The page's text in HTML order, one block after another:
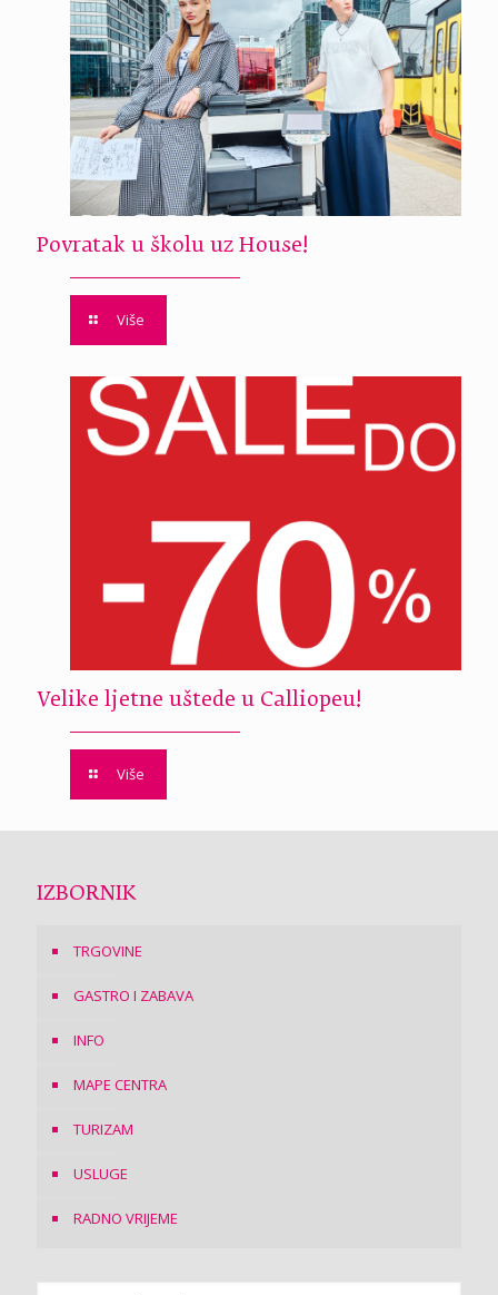
Povratak u školu uz House!
Više
Velike ljetne uštede u Calliopeu!
Više
IZBORNIK
TRGOVINE
GASTRO I ZABAVA
INFO
MAPE CENTRA
TURIZAM
USLUGE
RADNO VRIJEME